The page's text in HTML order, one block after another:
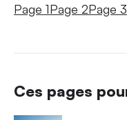
Page 1Page 2Page 3
Ces pages